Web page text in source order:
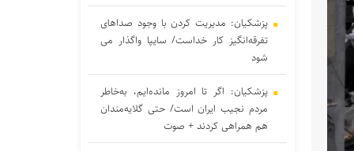
پزشکیان: مدیریت کردن با وجود صداهای
تفرقه‌انگیز کار خداست/ سایپا واگذار می
شود
پزشکیان: اگر تا امروز مانده‌ایم، به‌خاطر
مردم نجیب ایران است/ حتی گلایه‌مندان
هم همراهی کردند + صوت